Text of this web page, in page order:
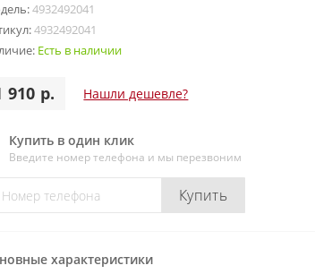
4932492041
4932492041
Есть в наличии
910 р. Нашли дешевле?
Купить в один клик
Введите номер телефона и мы перезвоним
Купить
характеристики